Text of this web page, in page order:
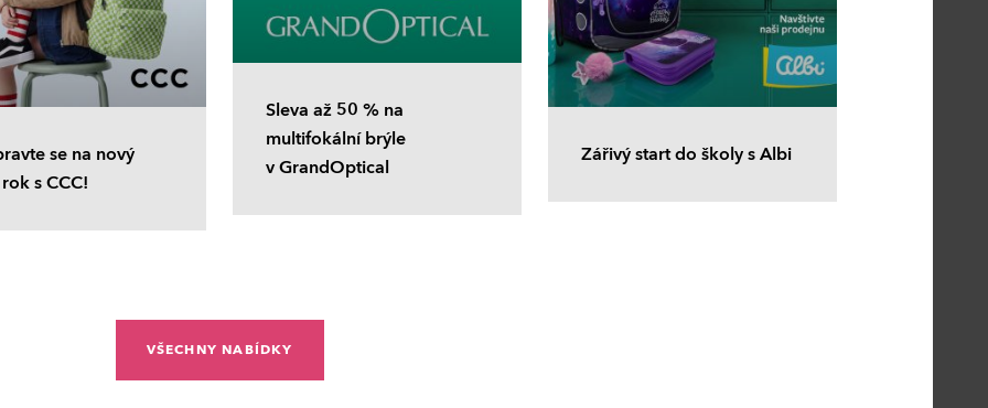
se na nový
s CCC!
Sleva až 50 % na
multifokální brýle
v GrandOptical
Zářivý start do školy s Albi
VŠECHNY NABÍDKY